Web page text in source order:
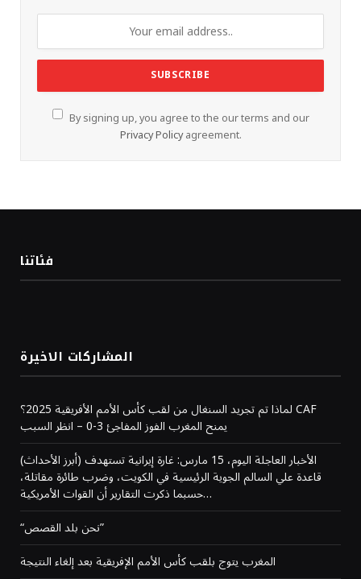
By signing up, you agree to the our terms and our
Privacy Policyagreement.
فئاتنا
المشاركات الاخيرة
لماذا تم تجريد السنغال من لقب كأس الأمم الأفريقية 2025؟ CAF
يمنح المغرب الفوز المفاجئ 3-0 – انظر السبب
(أبرز الأحداث) الأخبار العاجلة اليوم، 15 مارس: غارة إيرانية تستهدف
قاعدة علي السالم الجوية الرئيسية في الكويت، وضرب طائرة مقاتلة،
حسبما ذكرت التقارير أن القوات الأمريكية…
“نحن بلد القصص”
المغرب يتوج بلقب كأس الأمم الإفريقية بعد إلغاء النتيجة